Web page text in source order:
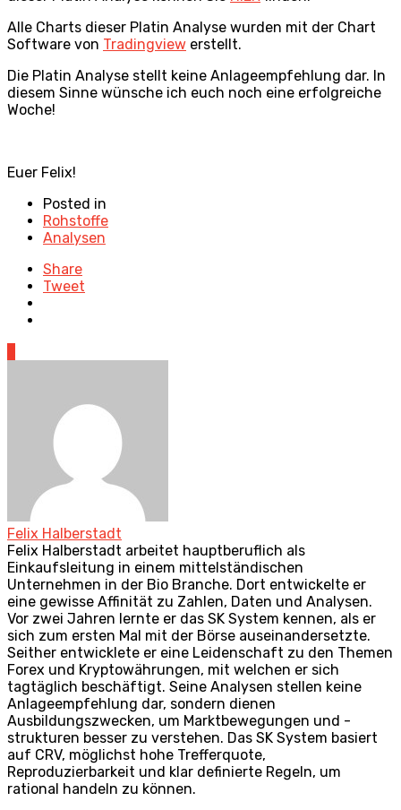
Alle Charts dieser Platin Analyse wurden mit der Chart
Software von Tradingview erstellt.
Die Platin Analyse stellt keine Anlageempfehlung dar. In
diesem Sinne wünsche ich euch noch eine erfolgreiche
Woche!
Euer Felix!
Posted in
Rohstoffe
Analysen
Share
Tweet
Felix Halberstadt
Felix Halberstadt arbeitet hauptberuflich als
Einkaufsleitung in einem mittelständischen
Unternehmen in der Bio Branche. Dort entwickelte er
eine gewisse Affinität zu Zahlen, Daten und Analysen.
Vor zwei Jahren lernte er das SK System kennen, als er
sich zum ersten Mal mit der Börse auseinandersetzte.
Seither entwicklete er eine Leidenschaft zu den Themen
Forex und Kryptowährungen, mit welchen er sich
tagtäglich beschäftigt. Seine Analysen stellen keine
Anlageempfehlung dar, sondern dienen
Ausbildungszwecken, um Marktbewegungen und -
strukturen besser zu verstehen. Das SK System basiert
auf CRV, möglichst hohe Trefferquote,
Reproduzierbarkeit und klar definierte Regeln, um
rational handeln zu können.